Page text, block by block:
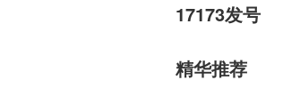
17173发号
精华推荐